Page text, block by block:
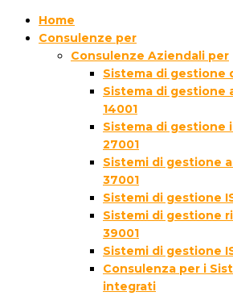
Home
Consulenze per
Consulenze Aziendali per
Sistema di gestione
Sistema di gestione
14001
Sistema di gestione
27001
Sistemi di gestione
37001
Sistemi di gestione
Sistemi di gestione
39001
Sistemi di gestione
Consulenza per i
integrati